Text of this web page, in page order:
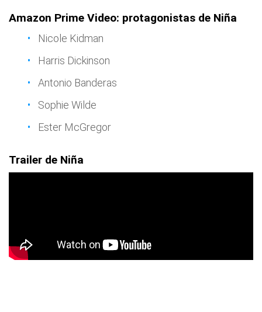
Amazon Prime Video: protagonistas de Niña
Nicole Kidman
Harris Dickinson
Antonio Banderas
Sophie Wilde
Ester McGregor
Trailer de Niña